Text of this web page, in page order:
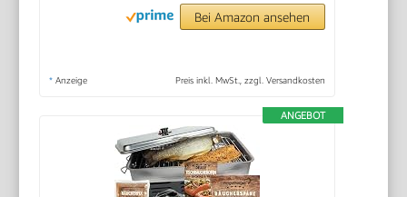
Bei Amazon ansehen
* Anzeige Preis inkl. MwSt., zzgl. Versandkosten
ANGEBOT